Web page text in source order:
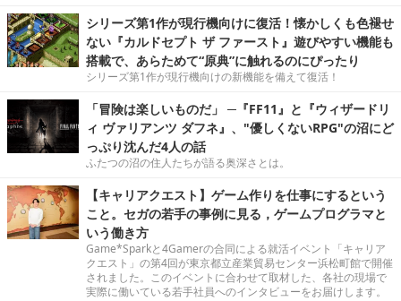
シリーズ第1作が現行機向けに復活！懐かしくも色褪せ
ない『カルドセプト ザ ファースト』遊びやすい機能も
搭載で、あらためて“原典”に触れるのにぴったり
シリーズ第1作が現行機向けの新機能を備えて復活！
「冒険は楽しいものだ」 ─『FF11』と『ウィザードリ
ィ ヴァリアンツ ダフネ』、"優しくないRPG"の沼にど
っぷり沈んだ4人の話
ふたつの沼の住人たちが語る奥深さとは。
【キャリアクエスト】ゲーム作りを仕事にするという
こと。セガの若手の事例に見る，ゲームプログラマと
いう働き方
Game*Sparkと4Gamerの合同による就活イベント「キャリア
クエスト」の第4回が東京都立産業貿易センター浜松町館で開催
されました。このイベントに合わせて取材した、各社の現場で
実際に働いている若手社員へのインタビューをお届けします。